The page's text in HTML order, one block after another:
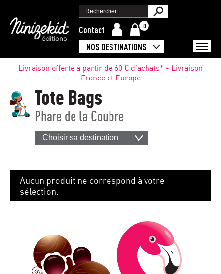
Contact 0
NOS DESTINATIONS
Livraison offerte à partir de 60 € d'achats* - Livraison
France et Europe
Tote Bags
Phare de la Coubre
Choisir sa destination
Aucun produit ne correspond à votre
sélection.